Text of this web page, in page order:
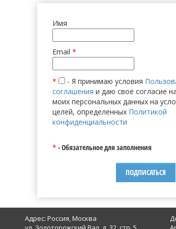
Имя
Email *
* - Я принимаю условия
соглашения и даю своё согласие
моих персональных данных на
целей, определенных Политикой
конфиденциальности
* - Обязательное для заполнения
Адрес: Россия, Москва